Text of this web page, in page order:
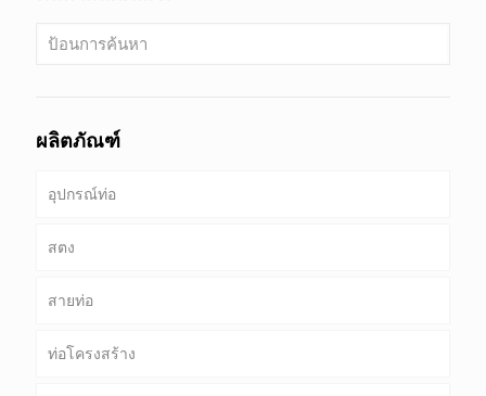
ผลิตภัณฑ์
อุปกรณ์ท่อ
สตง
ท่อ & เคส
เจาะท่อ
สายท่อ
ท่อที่พบบ่อย
ท่อโครงสร้าง